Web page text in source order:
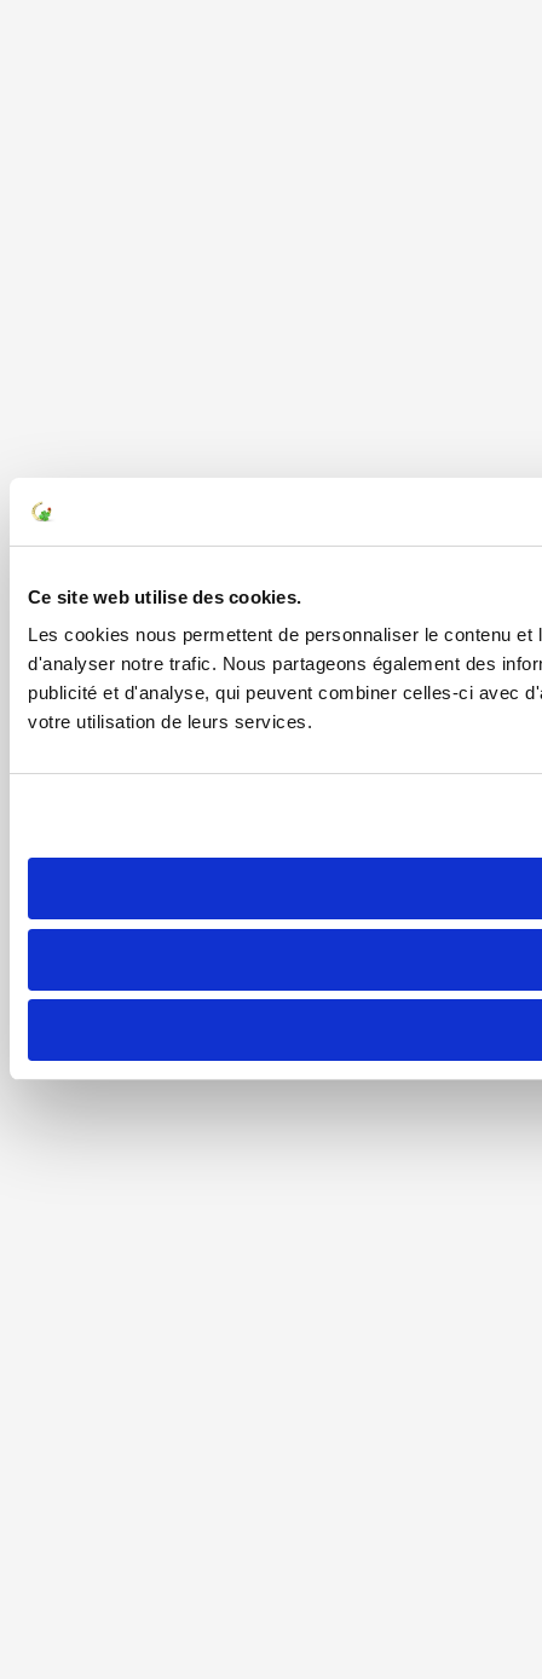
Ce site web utilise des cookies.
Les cookies nous permettent de personnaliser le contenu
d'analyser notre trafic. Nous partageons également des
publicité et d'analyse, qui peuvent combiner celles-ci avec
votre utilisation de leurs services.